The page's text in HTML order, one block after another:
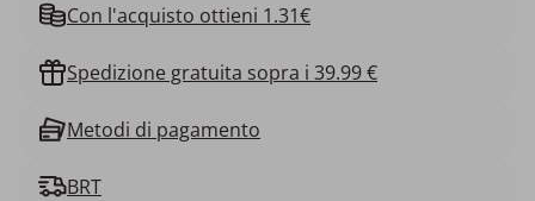
Con l'acquisto ottieni 1.31€
Spedizione gratuita sopra i 39.99 €
Metodi di pagamento
BRT